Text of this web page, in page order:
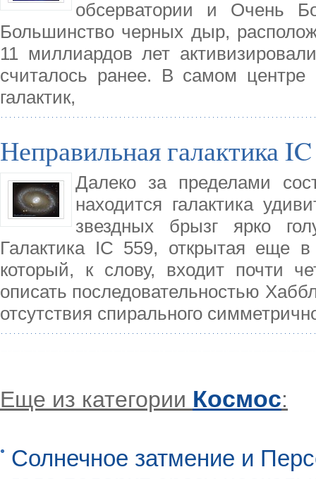
обсерватории и Очень
Большинство черных дыр,
11 миллиардов лет
считалось ранее. В самом
галактик,
Неправильная галактика
Далеко за пределами
находится галактика
звездных брызг ярко
Галактика IC 559, открытая еще
который, к слову, входит почти
описать последовательностью
отсутствия спирального
Еще из категории Космос:
Солнечное затмение и